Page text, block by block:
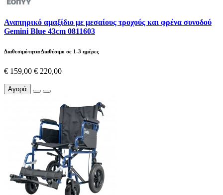
Αναπηρικό αμαξίδιο με μεσαίους τροχούς και φρένα συνοδού
Gemini Blue 43cm 0811603
Διαθεσιμότητα:Διαθέσιμο σε 1-3 ημέρες
€ 159,00 € 220,00
Αγορά